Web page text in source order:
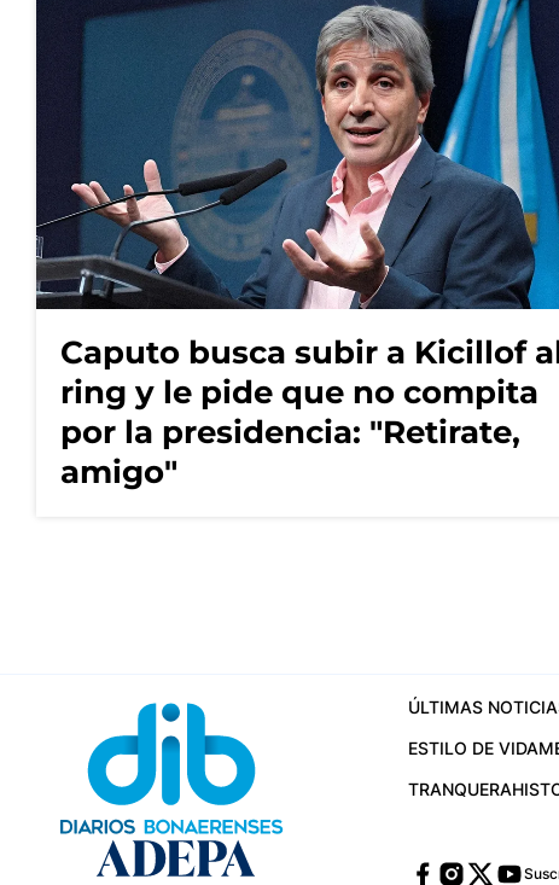
Caputo busca subir a Kicillof
ring y le pide que no compita
por la presidencia: "Retirate,
amigo"
ÚLTIMAS
ESTILO DE VIDA
TRANQUERA